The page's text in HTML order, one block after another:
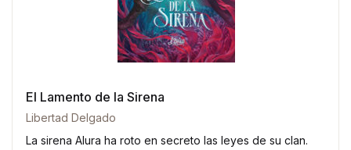
El Lamento de la Sirena
Libertad Delgado
La sirena Alura ha roto en secreto las leyes de su clan.